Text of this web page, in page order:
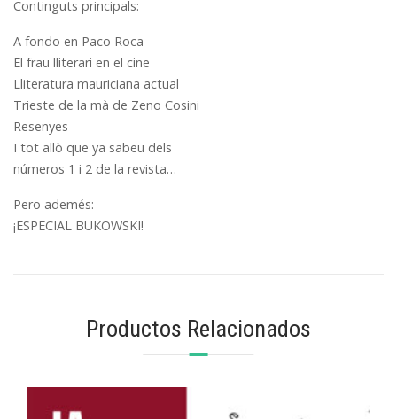
Continguts principals:
A fondo en Paco Roca
El frau lliterari en el cine
Lliteratura mauriciana actual
Trieste de la mà de Zeno Cosini
Resenyes
I tot allò que ya sabeu dels
números 1 i 2 de la revista…
Pero ademés:
¡ESPECIAL BUKOWSKI!
Productos Relacionados